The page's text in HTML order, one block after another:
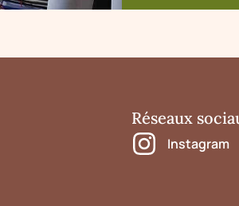
Réseaux
Instagram